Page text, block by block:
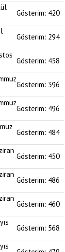
Gösterim: 420
Gösterim: 294
Gösterim: 458
Gösterim: 396
Gösterim: 496
Gösterim: 484
Gösterim: 450
Gösterim: 486
Gösterim: 460
Gösterim: 568